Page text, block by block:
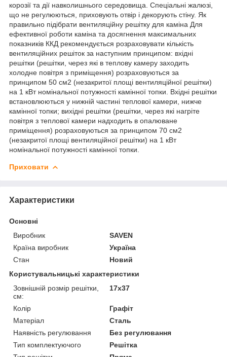
корозії та дії навколишнього середовища. Спеціальні жалюзі,
що не регулюються, приховують отвір і декорують стіну. Як
правильно підібрати вентиляційну решітку для каміна Для
ефективної роботи каміна та досягнення максимальних
показників ККД рекомендується розраховувати кількість
вентиляційних решіток за наступним принципом: вхідні
решітки (решітки, через які в теплову камеру заходить
холодне повітря з приміщення) розраховуються за
принципом 50 см2 (незакритої площі вентиляційної решітки)
на 1 кВт номінальної потужності камінної топки. Вхідні решітки
встановлюються у нижній частині теплової камери, нижче
камінної топки; вихідні решітки (решітки, через які нагріте
повітря з теплової камери надходить в опалюване
приміщення) розраховуються за принципом 70 см2
(незакритої площі вентиляційної решітки) на 1 кВт
номінальної потужності камінної топки.
Приховати
Характеристики
Основні
Виробник
SAVEN
Країна виробник
Україна
Стан
Новий
Користувальницькі характеристики
Зовнішній розмір решітки,
см:
17x37
Колір
Графіт
Матеріал
Сталь
Наявність регулювання
Без регулювання
Тип комплектуючого
Решітка